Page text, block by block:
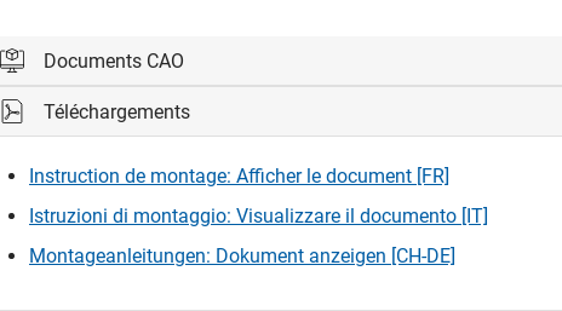
Documents CAO
Veuillez vous connecter pour afficher et télécharger les fichiers
Connexion
Téléchargements
Instruction de montage: Afficher le document [FR]
Istruzioni di montaggio: Visualizzare il documento [IT]
Montageanleitungen: Dokument anzeigen [CH-DE]